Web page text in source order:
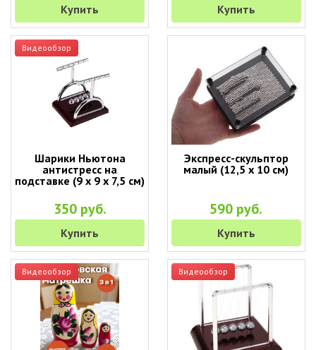
Купить Купить
Видеообзор
Шарики Ньютона
антистресс на
подставке (9 х 9 х 7,5 см)
350 руб.
Купить
Экспресс-скульптор
малый (12,5 х 10 см)
590 руб.
Купить
Видеообзор Видеообзор